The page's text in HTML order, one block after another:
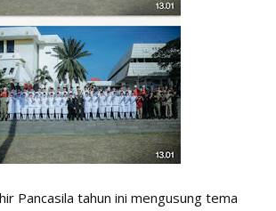
Pancasila tahun ini mengusung tema